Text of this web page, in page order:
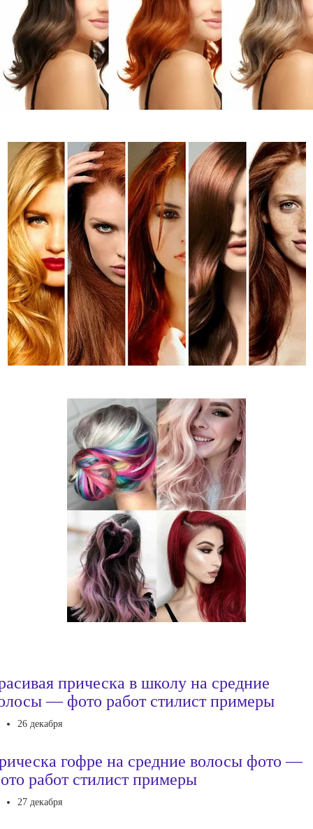
прическа в школу на средние
— фото работ стилист примеры
26 декабря
гофре на средние волосы фото —
работ стилист примеры
27 декабря